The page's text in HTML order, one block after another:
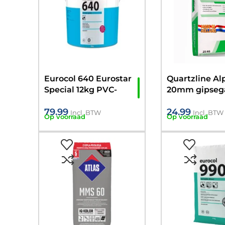
Eurocol 640 Eurostar
Special 12kg PVC-
-/+ 45m2)
79.99 Incl. BTW
Op voorraad
Quartzline
20mm
24.99 Incl. BTW
Op voorraad